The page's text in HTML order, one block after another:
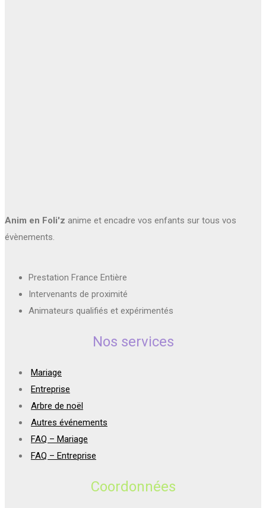
Anim en Foli'z anime et encadre vos enfants sur tous vos
évènements.
Prestation France Entière
Intervenants de proximité
Animateurs qualifiés et expérimentés
Nos services
Mariage
Entreprise
Arbre de noël
Autres événements
FAQ – Mariage
FAQ – Entreprise
Coordonnées